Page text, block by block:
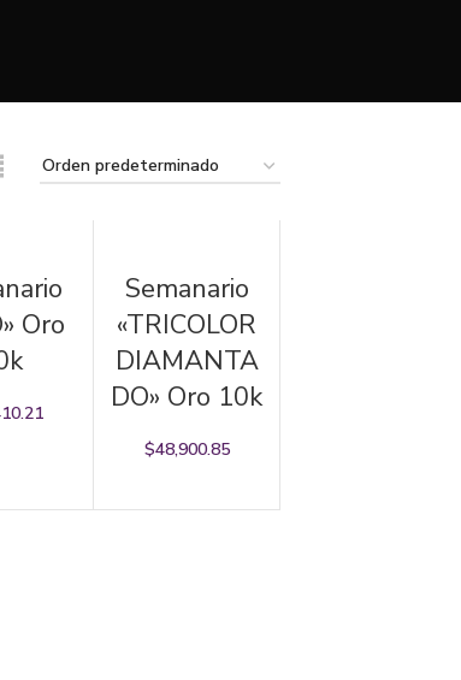
Oro
Semanario
«TRICOLOR
DIAMANTA
DO» Oro 10k
$48,900.85